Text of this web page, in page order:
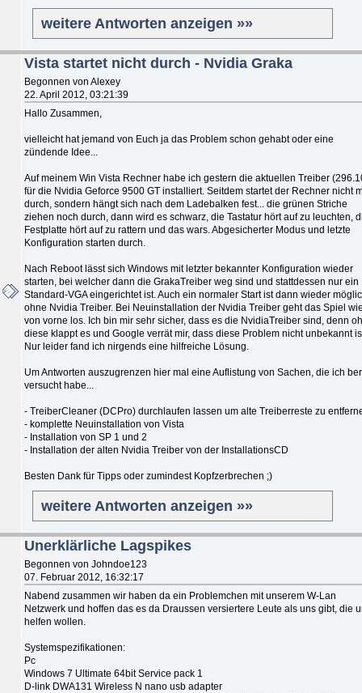
weitere Antworten anzeigen »»
Vista startet nicht durch - Nvidia Graka
Begonnen von Alexey
22. April 2012, 03:21:39
Hallo Zusammen,
vielleicht hat jemand von Euch ja das Problem schon gehabt oder eine
zündende Idee...
Auf meinem Win Vista Rechner habe ich gestern die aktuellen Treiber
für die Nvidia Geforce 9500 GT installiert. Seitdem startet der Rechner nicht
durch, sondern hängt sich nach dem Ladebalken fest... die grünen Striche
ziehen noch durch, dann wird es schwarz, die Tastatur hört auf zu leuchten,
Festplatte hört auf zu rattern und das wars. Abgesicherter Modus und letzte
Konfiguration starten durch.
Nach Reboot lässt sich Windows mit letzter bekannter Konfiguration wieder
starten, bei welcher dann die GrakaTreiber weg sind und stattdessen nur ein
Standard-VGA eingerichtet ist. Auch ein normaler Start ist dann wieder
ohne Nvidia Treiber. Bei Neuinstallation der Nvidia Treiber geht das Spiel
von vorne los. Ich bin mir sehr sicher, dass es die NvidiaTreiber sind, denn
diese klappt es und Google verrät mir, dass diese Problem nicht unbekannt
Nur leider fand ich nirgends eine hilfreiche Lösung.
Um Antworten auszugrenzen hier mal eine Auflistung von Sachen, die ich
versucht habe...
- TreiberCleaner (DCPro) durchlaufen lassen um alte Treiberreste zu
- komplette Neuinstallation von Vista
- Installation von SP 1 und 2
- Installation der alten Nvidia Treiber von der InstallationsCD
Besten Dank für Tipps oder zumindest Kopfzerbrechen ;)
weitere Antworten anzeigen »»
Unerklärliche Lagspikes
Begonnen von Johndoe123
07. Februar 2012, 16:32:17
Nabend zusammen wir haben da ein Problemchen mit unserem W-Lan
Netzwerk und hoffen das es da Draussen versiertere Leute als uns gibt, die
helfen wollen.
Systemspezifikationen:
Pc
Windows 7 Ultimate 64bit Service pack 1
D-link DWA131 Wireless N nano usb adapter